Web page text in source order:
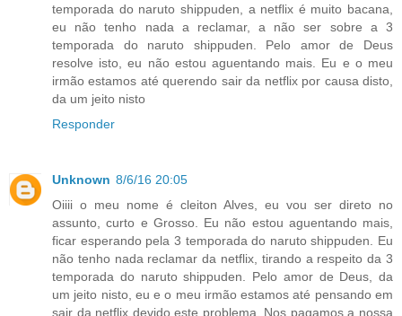
temporada do naruto shippuden, a netflix é muito bacana,
eu não tenho nada a reclamar, a não ser sobre a 3
temporada do naruto shippuden. Pelo amor de Deus
resolve isto, eu não estou aguentando mais. Eu e o meu
irmão estamos até querendo sair da netflix por causa disto,
da um jeito nisto
Responder
Unknown 8/6/16 20:05
Oiiii o meu nome é cleiton Alves, eu vou ser direto no
assunto, curto e Grosso. Eu não estou aguentando mais,
ficar esperando pela 3 temporada do naruto shippuden. Eu
não tenho nada reclamar da netflix, tirando a respeito da 3
temporada do naruto shippuden. Pelo amor de Deus, da
um jeito nisto, eu e o meu irmão estamos até pensando em
sair da netflix devido este problema. Nos pagamos a nossa